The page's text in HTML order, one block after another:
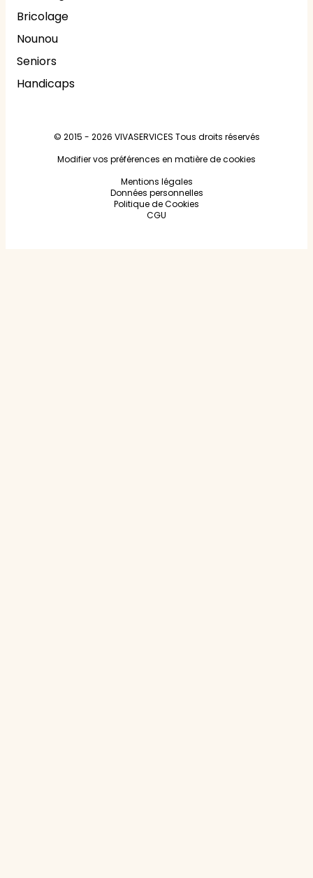
Bricolage
Nounou
Seniors
Handicaps
© 2015 - 2026 VIVASERVICES Tous droits réservés
Modifier vos préférences en matière de cookies
Mentions légales
Données personnelles
Politique de Cookies
CGU